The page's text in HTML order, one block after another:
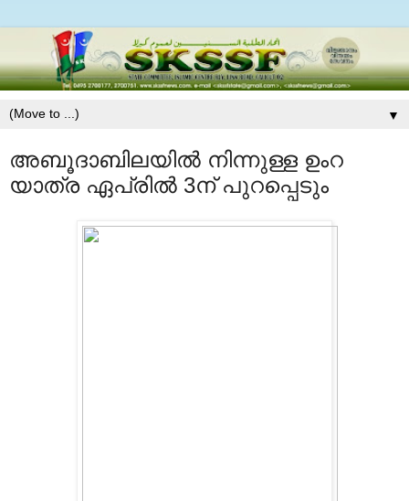
▼
അബൂദാബിലയില്‍ നിന്നുള്ള ഉംറ
യാത്ര ഏപ്രില്‍ 3ന്‌ പുറപ്പെടും